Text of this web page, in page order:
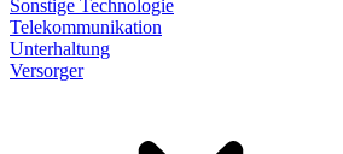
Sonstige Technologie
Telekommunikation
Unterhaltung
Versorger